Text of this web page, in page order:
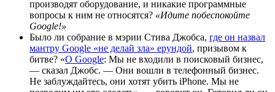
производят оборудование, и никакие программные
вопросы к ним не относятся? «Идите побеспокойте
Google!»
Было ли собрание в мэрии Стива Джобса, где он назвал
мантру Google «не делай зла» ерундой, призывом к
битве? «О Google: Мы не входили в поисковый бизнес,
— сказал Джобс. — Они вошли в телефонный бизнес.
Не заблуждайтесь, они хотят убить iPhone. Мы не